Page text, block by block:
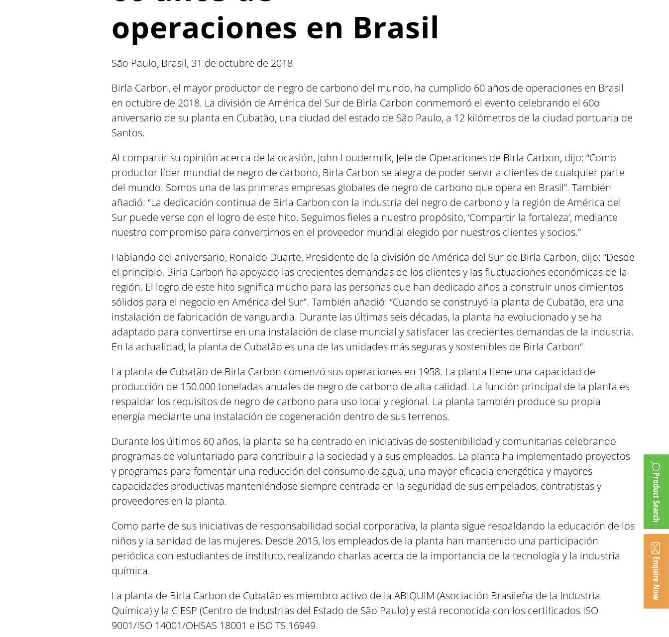
operaciones en Brasil
São Paulo, Brasil, 31 de octubre de 2018
Birla Carbon, el mayor productor de negro de carbono del mundo, ha cumplido 60 años de operaciones en Brasil
en octubre de 2018. La división de América del Sur de Birla Carbon conmemoró el evento celebrando el 60o
aniversario de su planta en Cubatão, una ciudad del estado de São Paulo, a 12 kilómetros de la ciudad portuaria de
Santos.
Al compartir su opinión acerca de la ocasión, John Loudermilk, Jefe de Operaciones de Birla Carbon, dijo: “Como
productor líder mundial de negro de carbono, Birla Carbon se alegra de poder servir a clientes de cualquier parte
del mundo. Somos una de las primeras empresas globales de negro de carbono que opera en Brasil”. También
añadió: “La dedicación continua de Birla Carbon con la industria del negro de carbono y la región de América del
Sur puede verse con el logro de este hito. Seguimos fieles a nuestro propósito, ‘Compartir la fortaleza’, mediante
nuestro compromiso para convertirnos en el proveedor mundial elegido por nuestros clientes y socios.”
Hablando del aniversario, Ronaldo Duarte, Presidente de la división de América del Sur de Birla Carbon, dijo: “Desde
el principio, Birla Carbon ha apoyado las crecientes demandas de los clientes y las fluctuaciones económicas de la
región. El logro de este hito significa mucho para las personas que han dedicado años a construir unos cimientos
sólidos para el negocio en América del Sur”. También añadió: “Cuando se construyó la planta de Cubatão, era una
instalación de fabricación de vanguardia. Durante las últimas seis décadas, la planta ha evolucionado y se ha
adaptado para convertirse en una instalación de clase mundial y satisfacer las crecientes demandas de la industria.
En la actualidad, la planta de Cubatão es una de las unidades más seguras y sostenibles de Birla Carbon”.
La planta de Cubatão de Birla Carbon comenzó sus operaciones en 1958. La planta tiene una capacidad de
producción de 150.000 toneladas anuales de negro de carbono de alta calidad. La función principal de la planta es
respaldar los requisitos de negro de carbono para uso local y regional. La planta también produce su propia
energía mediante una instalación de cogeneración dentro de sus terrenos.
Durante los últimos 60 años, la planta se ha centrado en iniciativas de sostenibilidad y comunitarias celebrando
programas de voluntariado para contribuir a la sociedad y a sus empleados. La planta ha implementado proyectos
y programas para fomentar una reducción del consumo de agua, una mayor eficacia energética y mayores
capacidades productivas manteniéndose siempre centrada en la seguridad de sus empelados, contratistas y
proveedores en la planta.
Como parte de sus iniciativas de responsabilidad social corporativa, la planta sigue respaldando la educación de los
niños y la sanidad de las mujeres. Desde 2015, los empleados de la planta han mantenido una participación
periódica con estudiantes de instituto, realizando charlas acerca de la importancia de la tecnología y la industria
química.
La planta de Birla Carbon de Cubatão es miembro activo de la ABIQUIM (Asociación Brasileña de la Industria
Química) y la CIESP (Centro de Industrias del Estado de São Paulo) y está reconocida con los certificados ISO
9001/ISO 14001/OHSAS 18001 e ISO TS 16949.